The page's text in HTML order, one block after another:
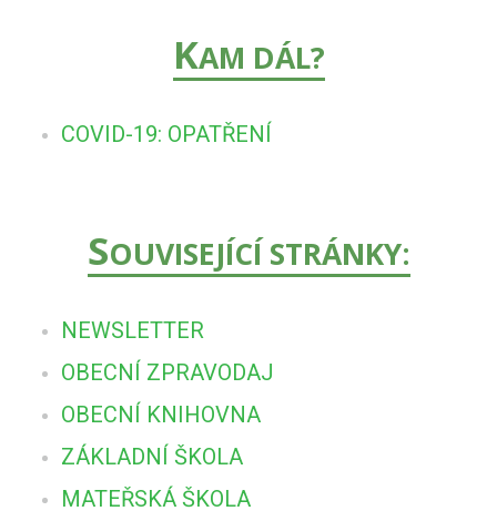
KAM DÁL?
COVID-19: OPATŘENÍ
SOUVISEJÍCÍ STRÁNKY:
NEWSLETTER
OBECNÍ ZPRAVODAJ
OBECNÍ KNIHOVNA
ZÁKLADNÍ ŠKOLA
MATEŘSKÁ ŠKOLA